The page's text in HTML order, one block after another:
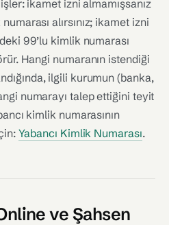
ikamet izni almamışsanız
alırsınız; ikamet izni
99’lu kimlik numarası
Hangi numaranın istendiği
ilgili kurumun (banka,
numarayı talep ettiğini teyit
kimlik numarasının
Yabancı Kimlik Numarası.
ve Şahsen